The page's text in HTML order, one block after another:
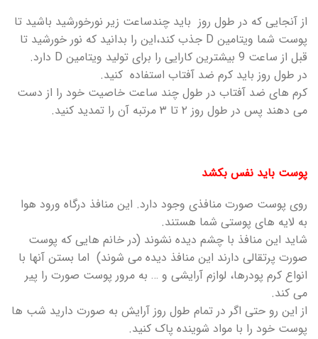
از آنجایی که در طول روز باید چندساعت زیر نورخورشید باشید تا
پوست شما ویتامین D جذب کند،این را بدانید که نور خورشید تا
قبل از ساعت 9 بیشترین کارایی را برای تولید ویتامین D دارد.
در طول روز باید کرم ضد آفتاب استفاده کنید.
کرم های ضد آفتاب در طول چند ساعت خاصیت خود را از دست
می دهند پس در طول روز ۲ تا ۳ مرتبه آن را تمدید کنید.
پوست باید نفس بکشد
روی پوست صورت منافذی وجود دارد. این منافذ درگاه ورود هوا
به لایه های پوستی شما هستند.
شاید این منافذ با چشم دیده نشوند (در خانم هایی که پوست
صورت پرتقالی دارند این منافذ دیده می شوند) اما بستن آنها با
انواع کرم پودرها، لوازم آرایشی و … به مرور پوست صورت را پیر
می کند.
از این رو حتی اگر در تمام طول روز آرایش به صورت دارید شب ها
پوست خود را با مواد شوینده پاک کنید.